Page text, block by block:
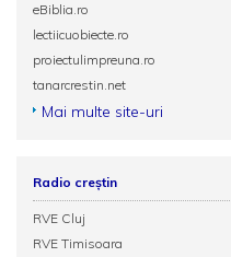
eBiblia.ro
lectiicuobiecte.ro
proiectulimpreuna.ro
tanarcrestin.net
Mai multe site-uri
Radio creștin
RVE Cluj
RVE Timisoara